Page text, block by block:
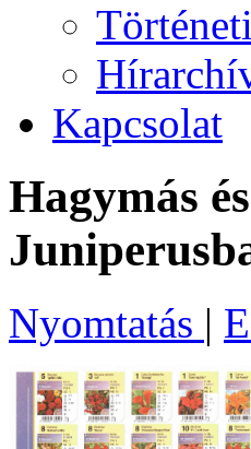
Kapcsolat
Hagymás
Nyomtatás |